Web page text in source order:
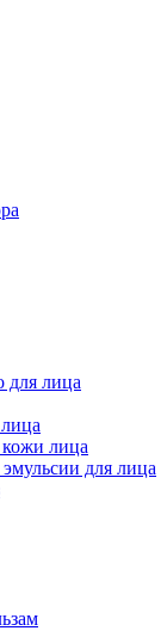
для лица
лица
для лица